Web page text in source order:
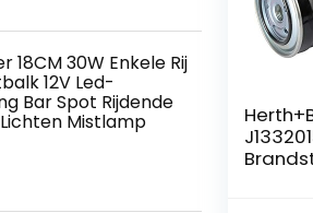
18CM 30W Enkele Rij
12V Led-
Bar Spot Rijdende
Mistlamp